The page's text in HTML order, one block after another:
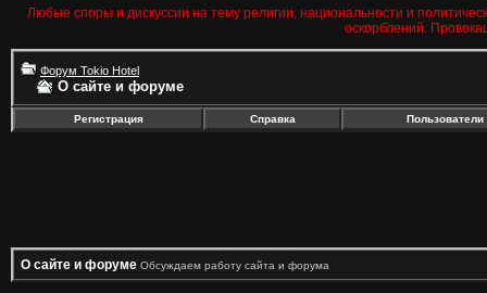
Любые споры и дискуссии на тему религии, национальности и
оскорблений.
Форум Tokio Hotel
О сайте и форуме
Регистрация Справка Пользователи
О сайте и форуме Обсуждаем работу сайта и форума